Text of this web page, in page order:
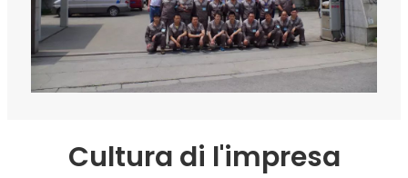
Cultura di l'impresa